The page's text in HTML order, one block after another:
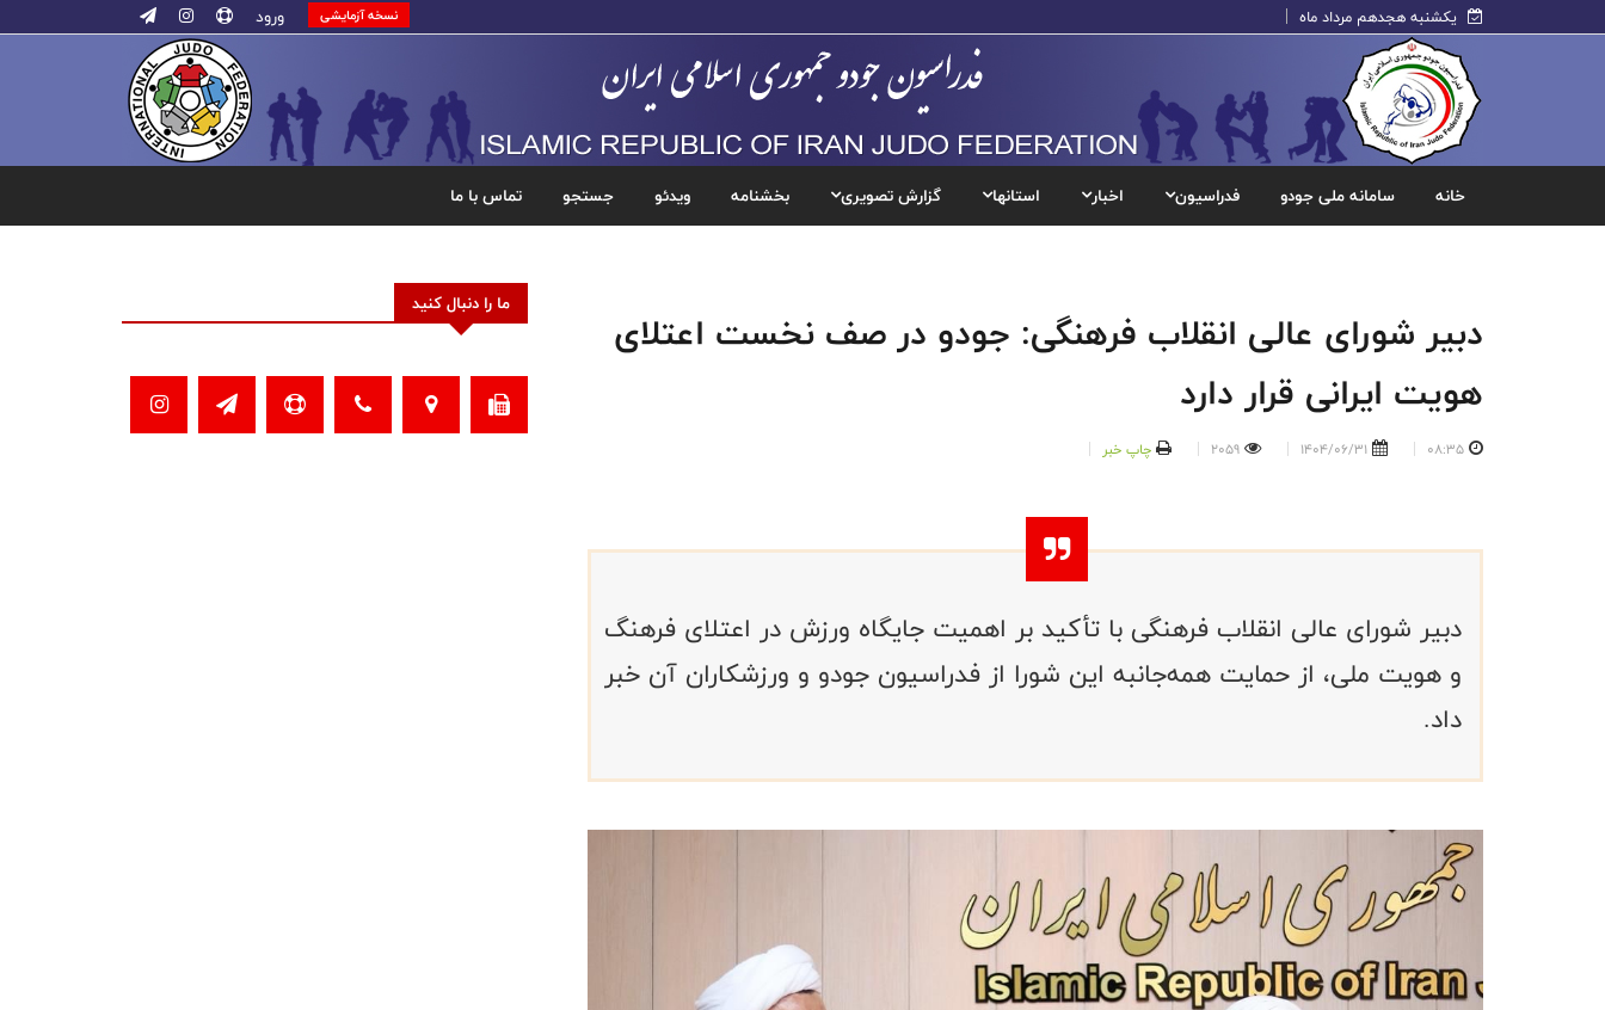
یکشنبه هجدهم مرداد ماه نسخه آزمایشی ورود
خانه سامانه ملی جودو فدراسیون اخبار استانها گزارش تصویری بخشنامه ویدئو جستجو تماس با ما
دبیر شورای عالی انقلاب فرهنگی: جودو در صف نخست اعتلای
هویت ایرانی قرار دارد
08:35
1404/06/31
2059 چاپ خبر
دبیر شورای عالی انقلاب فرهنگی با تأکید بر اهمیت جایگاه ورزش در اعتلای فرهنگ
و هویت ملی، از حمایت همه‌جانبه این شورا از فدراسیون جودو و ورزشکاران آن خبر
داد.
ما را دنبال کنید